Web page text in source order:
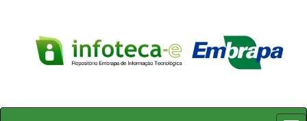
Skip